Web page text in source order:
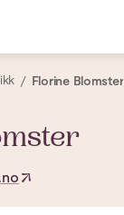
Florine Blomster